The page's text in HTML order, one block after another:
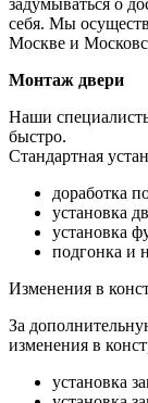
задумываться о
себя. Мы
Москве и
Монтаж двери
Наши
быстро.
Стандартная
доработка
установка
установка
подгонка и
Изменения в
За
изменения в
установка